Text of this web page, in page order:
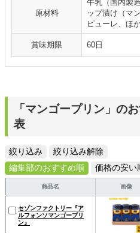
原材料
牛乳（国内製
ップ漬け（マ
ピューレ、ほ
賞味期限 60日
「マンゴープリン」の
表
絞り込み
絞り込み解除
編集部のおすすめ順
価格の安い
商品名 画像
セゾンファクトリー『ア
ルフォンソマンゴープリ
ン』